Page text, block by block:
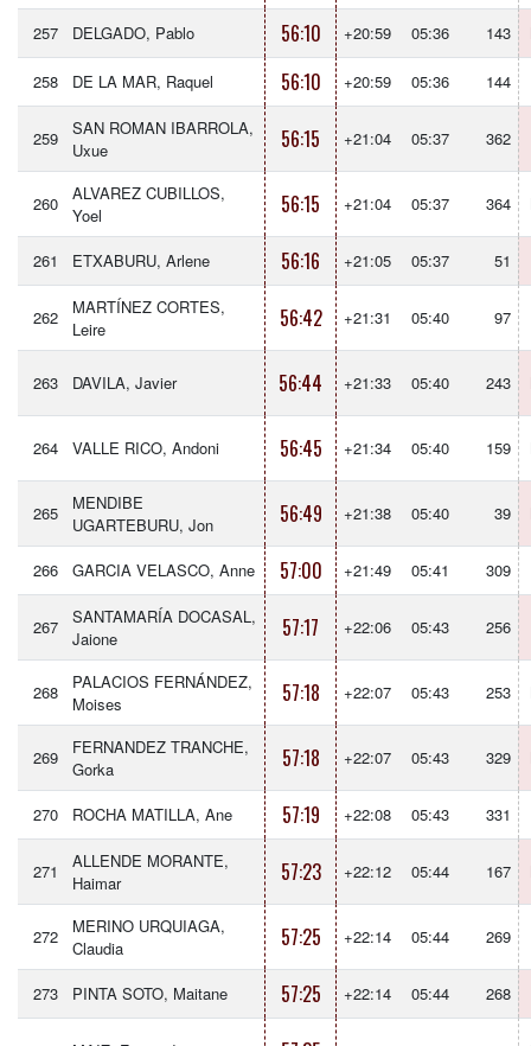
257 DELGADO, Pablo 56:10 +20:59 05:36 143
258 DE LA MAR, Raquel 56:10 +20:59 05:36 144
259
SAN ROMAN IBARROLA,
Uxue
56:15 +21:04 05:37 362
260
ALVAREZ CUBILLOS,
Yoel
56:15 +21:04 05:37 364
261 ETXABURU, Arlene 56:16 +21:05 05:37 51
262
MARTÍNEZ CORTES,
Leire
56:42 +21:31 05:40 97
263 DAVILA, Javier 56:44 +21:33 05:40 243
264 VALLE RICO, Andoni 56:45 +21:34 05:40 159
265
MENDIBE
UGARTEBURU, Jon
56:49 +21:38 05:40 39
266 GARCIA VELASCO, Anne 57:00 +21:49 05:41 309
267
SANTAMARÍA DOCASAL,
Jaione
57:17 +22:06 05:43 256
268
PALACIOS FERNÁNDEZ,
Moises
57:18 +22:07 05:43 253
269
FERNANDEZ TRANCHE,
Gorka
57:18 +22:07 05:43 329
270 ROCHA MATILLA, Ane 57:19 +22:08 05:43 331
271
ALLENDE MORANTE,
Haimar
57:23 +22:12 05:44 167
272
MERINO URQUIAGA,
Claudia
57:25 +22:14 05:44 269
273 PINTA SOTO, Maitane 57:25 +22:14 05:44 268